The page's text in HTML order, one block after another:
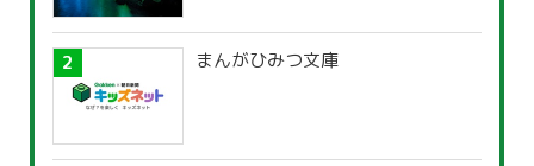
まんがひみつ文庫